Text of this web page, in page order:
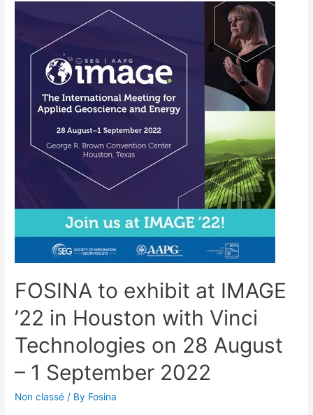
FOSINA to exhibit at IMAGE
’22 in Houston with Vinci
Technologies on 28 August
– 1 September 2022
Non classé / By Fosina